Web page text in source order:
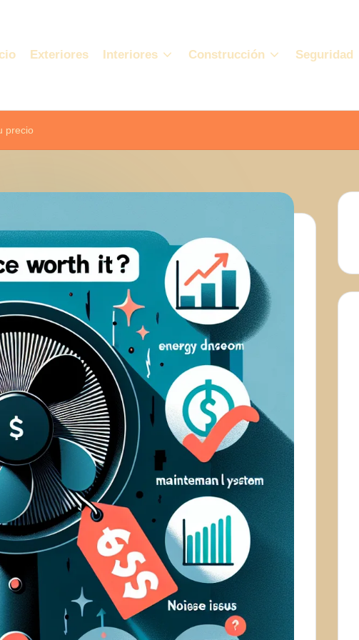
Exteriores Interiores Construcción Seguridad
precio